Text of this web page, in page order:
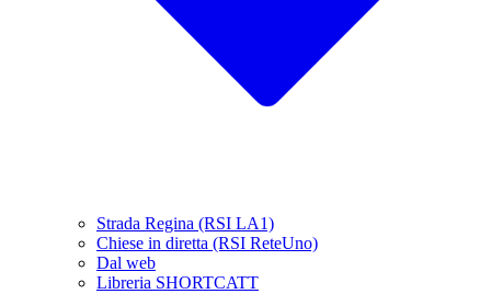
Strada Regina (RSI LA1)
Chiese in diretta (RSI ReteUno)
Dal web
Libreria SHORTCATT